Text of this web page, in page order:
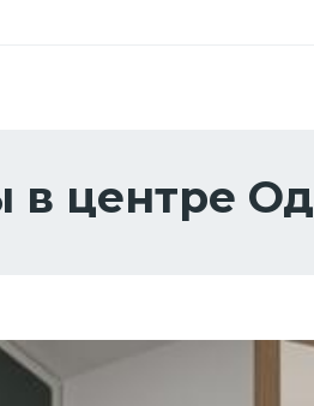
в центре